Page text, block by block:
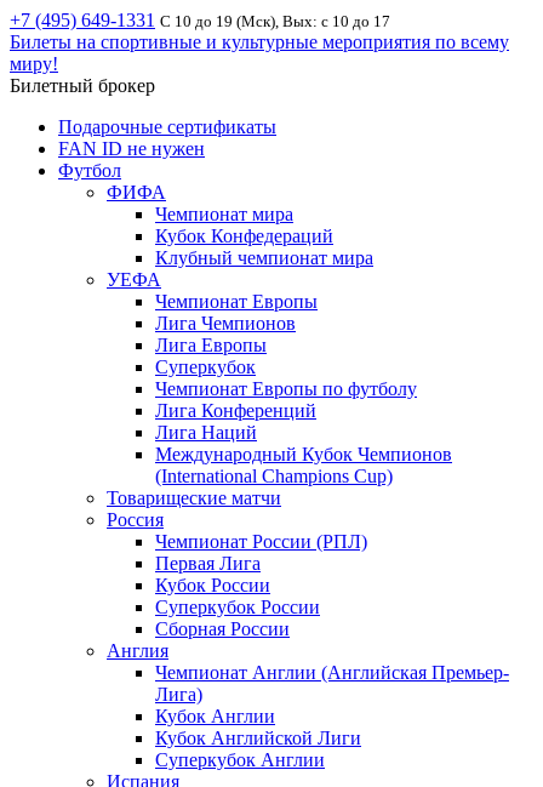
+7 (495) 649-1331 С 10 до 19 (Мск), Вых: с 10 до 17
Билеты на спортивные и культурные мероприятия по всему
миру!
Билетный брокер
Подарочные сертификаты
FAN ID не нужен
Футбол
ФИФА
Чемпионат мира
Кубок Конфедераций
Клубный чемпионат мира
УЕФА
Чемпионат Европы
Лига Чемпионов
Лига Европы
Суперкубок
Чемпионат Европы по футболу
Лига Конференций
Лига Наций
Международный Кубок Чемпионов
(International Champions Cup)
Товарищеские матчи
Россия
Чемпионат России (РПЛ)
Первая Лига
Кубок России
Суперкубок России
Сборная России
Англия
Чемпионат Англии (Английская Премьер-
Лига)
Кубок Англии
Кубок Английской Лиги
Суперкубок Англии
Испания